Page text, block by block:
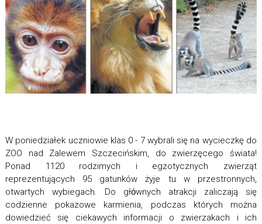
W poniedziałek uczniowie klas 0 - 7 wybrali się na wycieczkę do
ZOO nad Zalewem Szczecińskim, do zwierzęcego świata!
Ponad 1120 rodzimych i egzotycznych zwierząt
reprezentujących 95 gatunków żyje tu w przestronnych,
otwartych wybiegach. Do głόwnych atrakcji zaliczają się
codzienne pokazowe karmienia, podczas których można
dowiedzieć się ciekawych informacji o zwierzakach i ich